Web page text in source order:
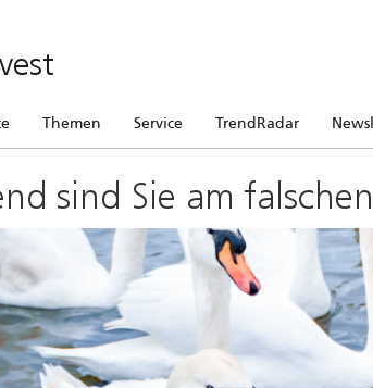
Themen Service TrendRadar
sind Sie am